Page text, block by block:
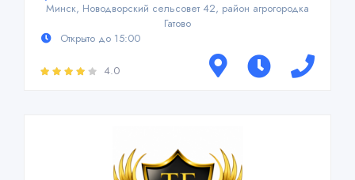
Минск, Новодворский сельсовет 42, район агрогородка
Гатово
Открыто до 15:00
4.0